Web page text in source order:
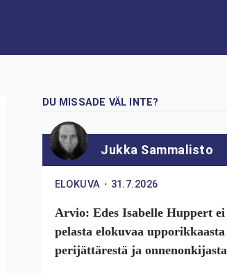
DU MISSADE VÄL INTE?
Jukka Sammalisto
ELOKUVA ・ 31.7.2026
Arvio: Edes Isabelle Huppert ei
pelasta elokuvaa upporikkaasta
perijättärestä ja onnenonkijasta